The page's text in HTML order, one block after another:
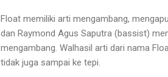
Float memiliki arti mengambang,
dan Raymond Agus Saputra (bassist)
mengambang. Walhasil arti dari nama
tidak juga sampai ke tepi.